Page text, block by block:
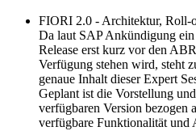
FIORI 2.0 - Architektur, Roll-
Da laut SAP Ankündigung
Release erst kurz vor den
Verfügung stehen wird, steht
genaue Inhalt dieser Expert
Geplant ist die Vorstellung
verfügbaren Version bezogen
verfügbare Funktionalität und